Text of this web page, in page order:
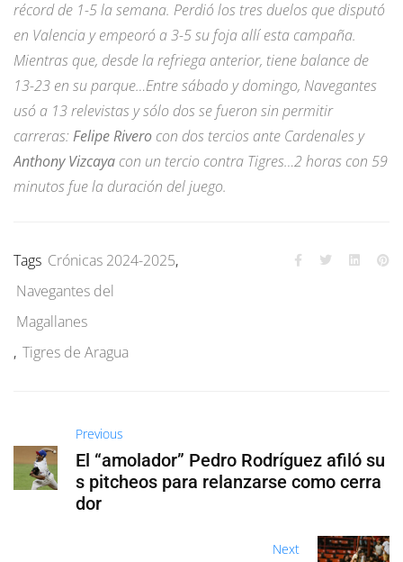
récord de 1-5 la semana. Perdió los tres duelos que disputó
en Valencia y empeoró a 3-5 su foja allí esta campaña.
Mientras que, desde la refriega anterior, tiene balance de
13-23 en su parque…Entre sábado y domingo, Navegantes
usó a 13 relevistas y sólo dos se fueron sin permitir
carreras: Felipe Rivero con dos tercios ante Cardenales y
Anthony Vizcaya con un tercio contra Tigres…2 horas con 59
minutos fue la duración del juego.
Tags Crónicas 2024-2025,
Navegantes del
Magallanes
, Tigres de Aragua
Previous
El “amolador” Pedro Rodríguez afiló su
s pitcheos para relanzarse como cerra
dor
Next